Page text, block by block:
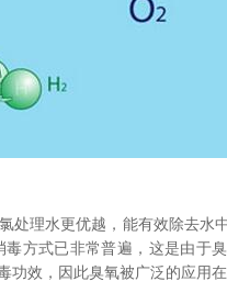
处理水更优越，能有效除去水
方式已非常普遍，这是由于
效，因此臭氧被广泛的应用在